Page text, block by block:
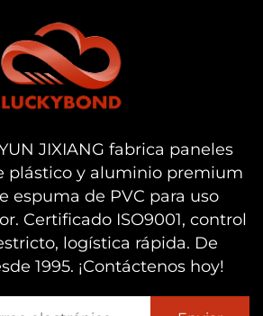
JIXIANG fabrica paneles
plástico y aluminio premium
espuma de PVC para uso
Certificado ISO9001, control
logística rápida. De
1995. ¡Contáctenos hoy!